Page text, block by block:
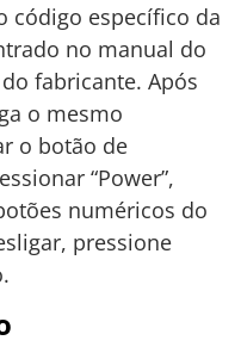
código específico da
no manual do
fabricante. Após
o mesmo
o botão de
“Power”,
numéricos do
pressione